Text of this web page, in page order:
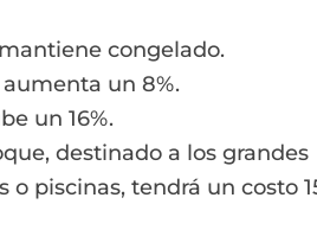
congelado.
aumenta un 8%.
un 16%.
destinado a los grandes
piscinas, tendrá un costo